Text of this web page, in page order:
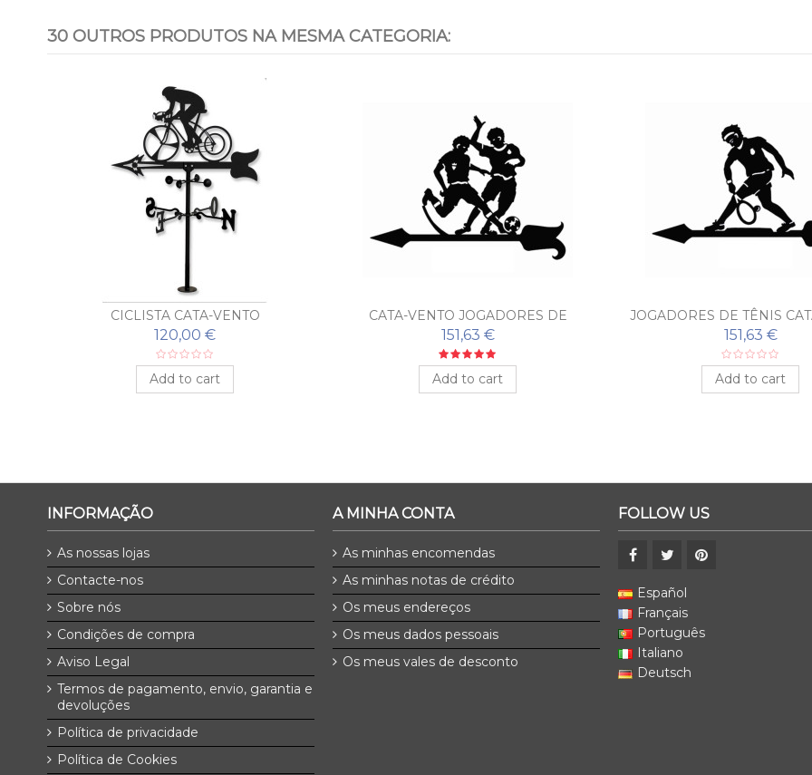
30 OUTROS PRODUTOS NA MESMA CATEGORIA:
CICLISTA CATA-VENTO
120,00 €
Add to cart
CATA-VENTO JOGADORES DE
FUTEBOL
151,63 €
Add to cart
JOGADORES DE TÊNIS
151,63 €
Add to cart
INFORMAÇÃO
As nossas lojas
Contacte-nos
Sobre nós
Condições de compra
Aviso Legal
Termos de pagamento, envio, garantia e
devoluções
Política de privacidade
Política de Cookies
A MINHA CONTA
As minhas encomendas
As minhas notas de crédito
Os meus endereços
Os meus dados pessoais
Os meus vales de desconto
FOLLOW US
Español
Français
Português
Italiano
Deutsch